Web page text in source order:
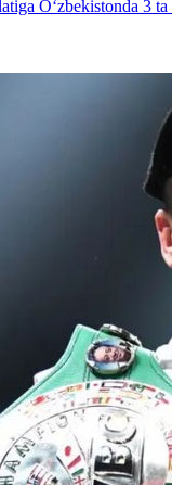
O‘zbekistonda 3 ta